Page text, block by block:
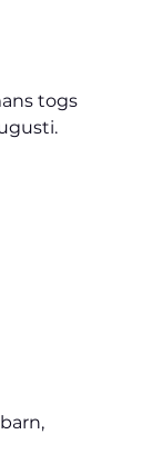
togs